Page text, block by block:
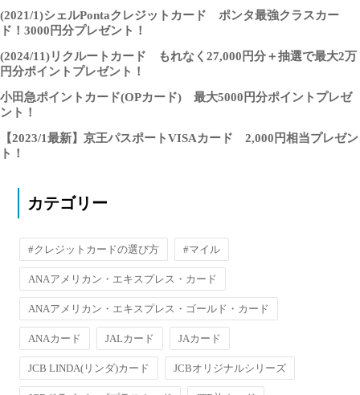
(2021/1)シェルPontaクレジットカード ポンタ最強クラスカー
ド！3000円分プレゼント！
(2024/11)リクルートカード もれなく27,000円分＋抽選で最大2万
円分ポイントプレゼント！
小田急ポイントカード(OPカード) 最大5000円分ポイントプレゼ
ント！
【2023/1最新】京王パスポートVISAカード 2,000円相当プレゼン
ト！
カテゴリー
#クレジットカードの選び方 #マイル
ANAアメリカン・エキスプレス・カード
ANAアメリカン・エキスプレス・ゴールド・カード
ANAカード JALカード JAカード
JCB LINDA(リンダ)カード JCBオリジナルシリーズ